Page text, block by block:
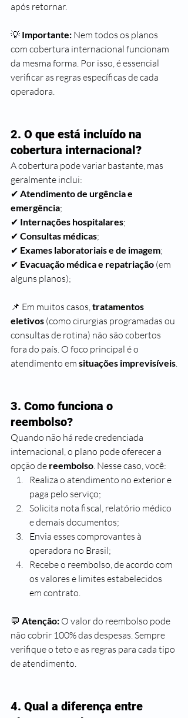
após retornar.
💡 Importante: Nem todos os planos
com cobertura internacional funcionam
da mesma forma. Por isso, é essencial
verificar as regras específicas de cada
operadora.
2. O que está incluído na
cobertura internacional?
A cobertura pode variar bastante, mas
geralmente inclui:
✔ Atendimento de urgência e
emergência;
✔ Internações hospitalares;
✔ Consultas médicas;
✔ Exames laboratoriais e de imagem;
✔ Evacuação médica e repatriação (em
alguns planos);
📌 Em muitos casos, tratamentos
eletivos (como cirurgias programadas ou
consultas de rotina) não são cobertos
fora do país. O foco principal é o
atendimento em situações imprevisíveis.
3. Como funciona o
reembolso?
Quando não há rede credenciada
internacional, o plano pode oferecer a
opção de reembolso. Nesse caso, você:
Realiza o atendimento no exterior e
paga pelo serviço;
Solicita nota fiscal, relatório médico
e demais documentos;
Envia esses comprovantes à
operadora no Brasil;
Recebe o reembolso, de acordo com
os valores e limites estabelecidos
em contrato.
💬 Atenção: O valor do reembolso pode
não cobrir 100% das despesas. Sempre
verifique o teto e as regras para cada tipo
de atendimento.
4. Qual a diferença entre